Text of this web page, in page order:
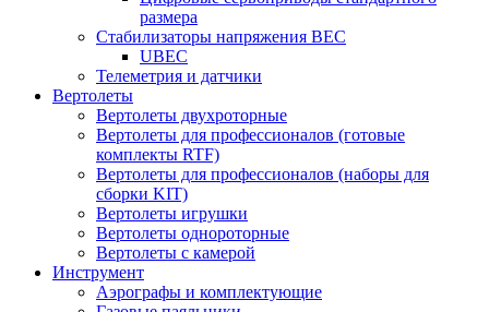
размера
Стабилизаторы напряжения BEC
UBEC
Телеметрия и датчики
Вертолеты
Вертолеты двухроторные
Вертолеты для профессионалов (готовые
комплекты RTF)
Вертолеты для профессионалов (наборы для
сборки KIT)
Вертолеты игрушки
Вертолеты однороторные
Вертолеты с камерой
Инструмент
Аэрографы и комплектующие